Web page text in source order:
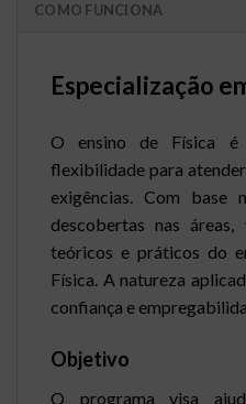
COMO FUNCIONA
Especialização
O ensino de Física é
flexibilidade para
exigências. Com base
descobertas nas
teóricos e práticos do
Física. A natureza
confiança e
Objetivo
O programa visa